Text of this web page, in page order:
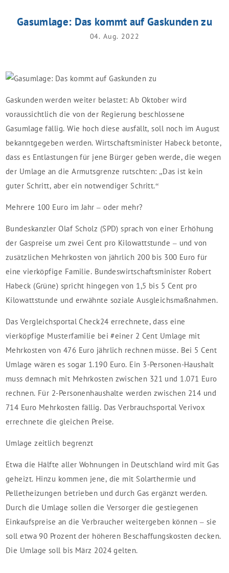
Gasumlage: Das kommt auf Gaskunden zu
04. Aug. 2022
Gaskunden werden weiter belastet: Ab Oktober wird
voraussichtlich die von der Regierung beschlossene
Gasumlage fällig. Wie hoch diese ausfällt, soll noch im August
bekanntgegeben werden. Wirtschaftsminister Habeck betonte,
dass es Entlastungen für jene Bürger geben werde, die wegen
der Umlage an die Armutsgrenze rutschten: „Das ist kein
guter Schritt, aber ein notwendiger Schritt.“
Mehrere 100 Euro im Jahr – oder mehr?
Bundeskanzler Olaf Scholz (SPD) sprach von einer Erhöhung
der Gaspreise um zwei Cent pro Kilowattstunde – und von
zusätzlichen Mehrkosten von jährlich 200 bis 300 Euro für
eine vierköpfige Familie. Bundeswirtschaftsminister Robert
Habeck (Grüne) spricht hingegen von 1,5 bis 5 Cent pro
Kilowattstunde und erwähnte soziale Ausgleichsmaßnahmen.
Das Vergleichsportal Check24 errechnete, dass eine
vierköpfige Musterfamilie bei #einer 2 Cent Umlage mit
Mehrkosten von 476 Euro jährlich rechnen müsse. Bei 5 Cent
Umlage wären es sogar 1.190 Euro. Ein 3-Personen-Haushalt
muss demnach mit Mehrkosten zwischen 321 und 1.071 Euro
rechnen. Für 2-Personenhaushalte werden zwischen 214 und
714 Euro Mehrkosten fällig. Das Verbrauchsportal Verivox
errechnete die gleichen Preise.
Umlage zeitlich begrenzt
Etwa die Hälfte aller Wohnungen in Deutschland wird mit Gas
geheizt. Hinzu kommen jene, die mit Solarthermie und
Pelletheizungen betrieben und durch Gas ergänzt werden.
Durch die Umlage sollen die Versorger die gestiegenen
Einkaufspreise an die Verbraucher weitergeben können – sie
soll etwa 90 Prozent der höheren Beschaffungskosten decken.
Die Umlage soll bis März 2024 gelten.